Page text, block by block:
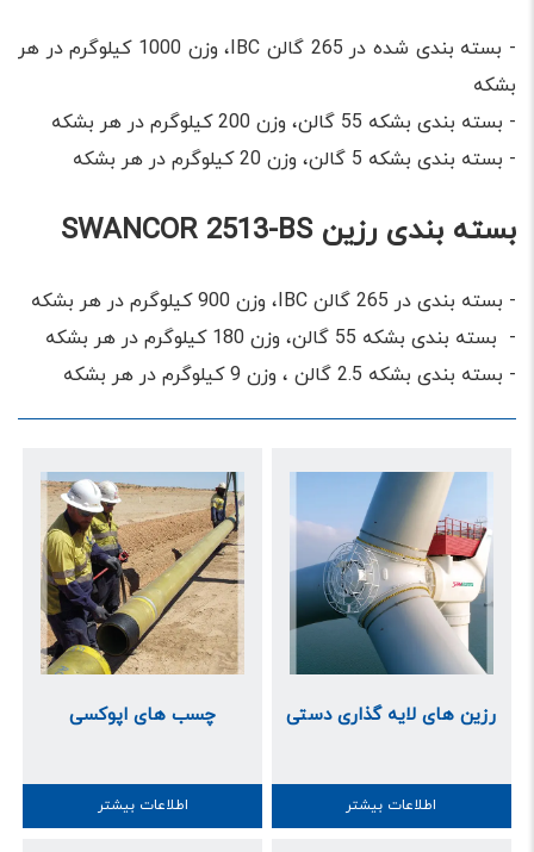
- بسته بندی شده در 265 گالن IBC، وزن 1000 کیلوگرم در هر
بشکه
- بسته بندی بشکه 55 گالن، وزن 200 کیلوگرم در هر بشکه
- بسته بندی بشکه 5 گالن، وزن 20 کیلوگرم در هر بشکه
بسته بندی رزین SWANCOR 2513-BS
- بسته بندی در 265 گالن IBC، وزن 900 کیلوگرم در هر بشکه
- بسته بندی بشکه 55 گالن، وزن 180 کیلوگرم در هر بشکه
- بسته بندی بشکه 2.5 گالن ، وزن 9 کیلوگرم در هر بشکه
رزین های لایه گذاری دستی
اطلاعات بیشتر
چسب های اپوکسی
اطلاعات بیشتر